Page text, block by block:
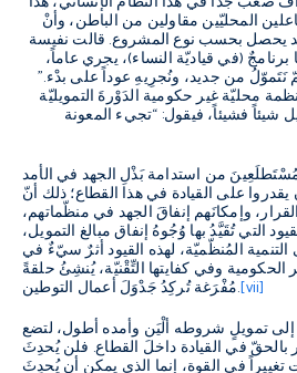
المحليّين مقاولين من الباطن، وأنْ
يحصل بحسب نوع المشروع. قالت نفيسة
برنامجٌ (في قياديّة النساء)، يجري عاماً،
من جديد، ونُجرِيهِ عوداً على بدْء.”
محليّة غير حكومية الدَوْرةَ التمويليّة
شيئاً فشيئاً، فيقول: “تجيء المعونة
من استدامة بَذْلِ الجهد في الأمد
على القيادة في هذا القطاع؛ ذلك أنّ
وإمكانَهم إنفاقَ الجهد في منظّماتهم،
التي تُقَيَّدُ بها وُجُوهُ إنفاق مبالغ التمويل،
المُنظّميّة، لهذه القيود أثرٌ سيّءٌ في
الحكومية وفي كفايتها التِّقْنيّة، يُنشِئُ حلقةً
مُفْرَغة تُركِدُ جَدْوَلَ أعمال التوطين.[vii]
إلى تمويلٍ شروطه ألْيَن وأمده أطول، لتضع
في القيادة داخلَ القطاع. فلن يُحدِثَ
تغييراً في القوة، إنما الذي يمكن أن يُحدِثَ